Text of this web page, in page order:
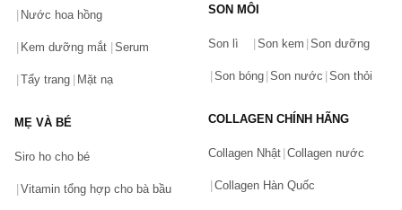
Bạn gặp vấn đề về sản phẩm hay mua hàng?
Hãy báo lỗi cho chúng tôi. Hoặc gọi cho chúng tôi qua số
Nước hoa hồng
Kem dưỡng mắt Serum
Tẩy trang Mặt nạ
MẸ VÀ BÉ
Siro ho cho bé
Vitamin tổng hợp cho bà bầu
SON MÔI
Son lì Son kem Son dưỡng
Son bóng Son nước Son thỏi
COLLAGEN CHÍNH HÃNG
Collagen Nhật Collagen nước
Collagen Hàn Quốc